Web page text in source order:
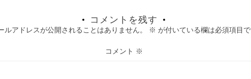
コメントを残す
ルアドレスが公開されることはありません。 ※ が付いている欄は必須項目
コメント ※